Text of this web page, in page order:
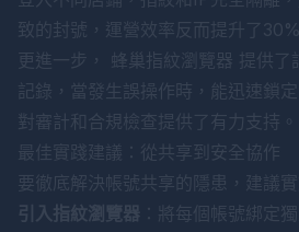
致的封號，運營效率反而提升了30%
更進一步， 蜂巢指紋瀏覽器 提供了
記錄，當發生誤操作時，能迅速鎖
對審計和合規檢查提供了有力支持。
最佳實踐建議：從共享到安全協作
要徹底解決帳號共享的隱患，建議實
引入指紋瀏覽器 ：將每個帳號綁定